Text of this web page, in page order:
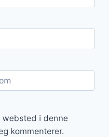
websted i denne
kommenterer.